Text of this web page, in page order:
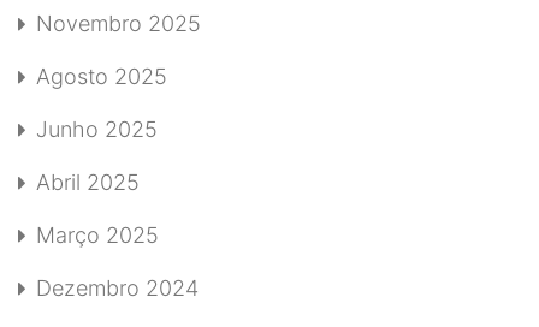
Novembro 2025
Agosto 2025
Junho 2025
Abril 2025
Março 2025
Dezembro 2024